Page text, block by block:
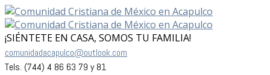
¡SIÉNTETE EN CASA, SOMOS TU FAMILIA!
comunidadacapulco@outlook.com
Tels. (744) 4 86 63 79 y 81